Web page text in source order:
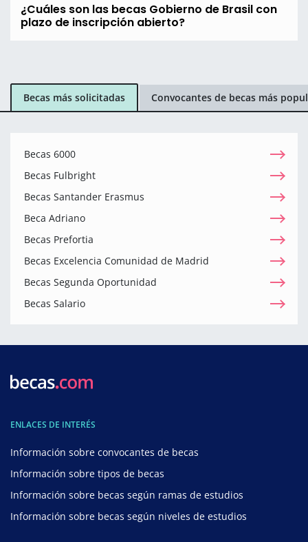
¿Cuáles son las becas Gobierno de Brasil con
plazo de inscripción abierto?
Becas más solicitadas Convocantes de becas más
Becas 6000
Becas Fulbright
Becas Santander Erasmus
Beca Adriano
Becas Prefortia
Becas Excelencia Comunidad de Madrid
Becas Segunda Oportunidad
Becas Salario
ENLACES DE INTERÉS
Información sobre convocantes de becas
Información sobre tipos de becas
Información sobre becas según ramas de estudios
Información sobre becas según niveles de estudios